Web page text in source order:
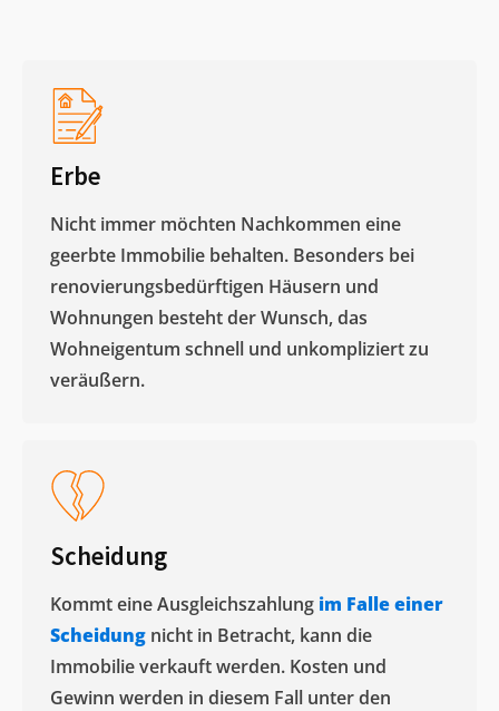
Erbe
Nicht immer möchten Nachkommen eine
geerbte Immobilie behalten. Besonders bei
renovierungsbedürftigen Häusern und
Wohnungen besteht der Wunsch, das
Wohneigentum schnell und unkompliziert zu
veräußern. ​
Scheidung
Kommt eine Ausgleichszahlung im Falle einer
Scheidung nicht in Betracht, kann die
Immobilie verkauft werden. Kosten und
Gewinn werden in diesem Fall unter den